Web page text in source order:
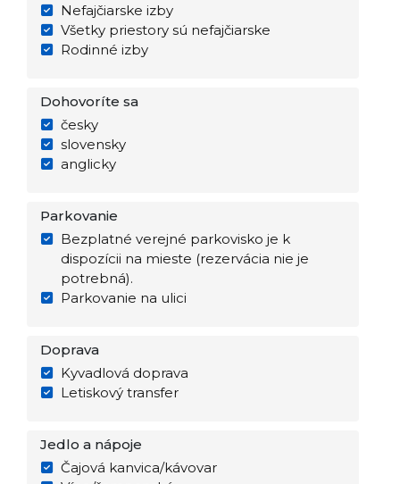
Nefajčiarske izby
Všetky priestory sú nefajčiarske
Rodinné izby
Dohovoríte sa
česky
slovensky
anglicky
Parkovanie
Bezplatné verejné parkovisko je k
dispozícii na mieste (rezervácia nie je
potrebná).
Parkovanie na ulici
Doprava
Kyvadlová doprava
Letiskový transfer
Jedlo a nápoje
Čajová kanvica/kávovar